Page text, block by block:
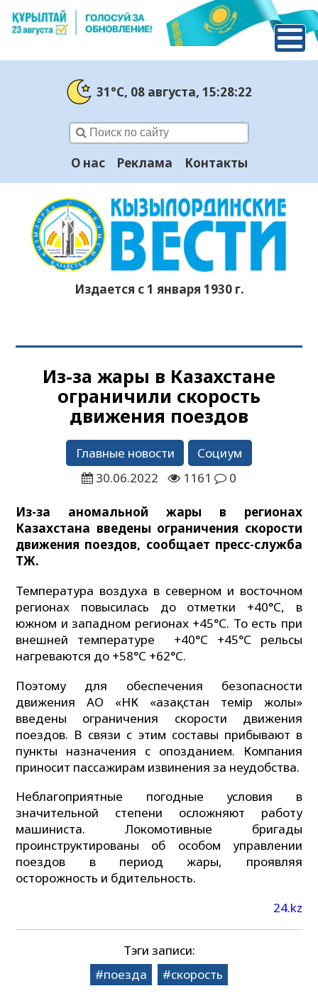
31°C, 08 августа, 15:28:23
О нас Реклама Контакты
Издается с 1 января 1930 г.
Из-за жары в Казахстане
ограничили скорость
движения поездов
Главные новости
Социум
30.06.2022
1161 0
Из-за аномальной жары в регионах
Казахстана введены ограничения скорости
движения поездов, сообщает пресс-служба
ҚТЖ.
Температура воздуха в северном и восточном
регионах повысилась до отметки +40°С, в
южном и западном регионах +45°С. То есть при
внешней температуре +40°С +45°С рельсы
нагреваются до +58°С +62°С.
Поэтому для обеспечения безопасности
движения АО «НК «Қазақстан темір жолы»
введены ограничения скорости движения
поездов. В связи с этим составы прибывают в
пункты назначения с опозданием. Компания
приносит пассажирам извинения за неудобства.
Неблагоприятные погодные условия в
значительной степени осложняют работу
машиниста. Локомотивные бригады
проинструктированы об особом управлении
поездов в период жары, проявляя
осторожность и бдительность.
24.kz
Тэги записи:
поезда
скорость